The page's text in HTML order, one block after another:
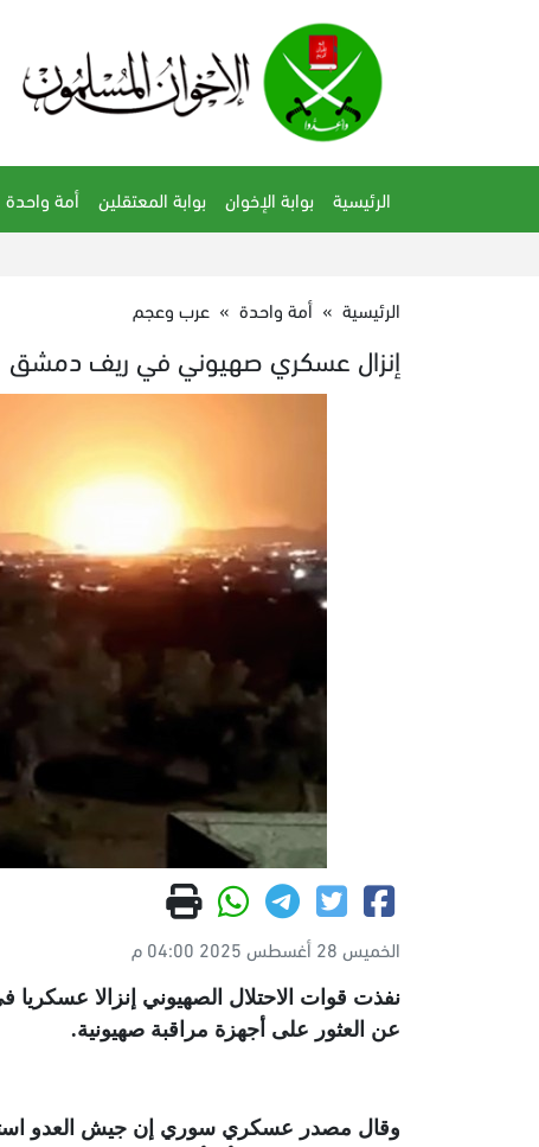
الرئيسية بوابة الإخوان بوابة المعتقلين أمة واحدة
الرئيسية » أمة واحدة » عرب وعجم
إنزال عسكري صهيوني في ريف دمشق
الخميس 28 أغسطس 2025 04:00 م
نفذت قوات الاحتلال الصهيوني إنزالا
عن العثور على أجهزة مراقبة صهيونية.
وقال مصدر عسكري سوري إن جيش العدو